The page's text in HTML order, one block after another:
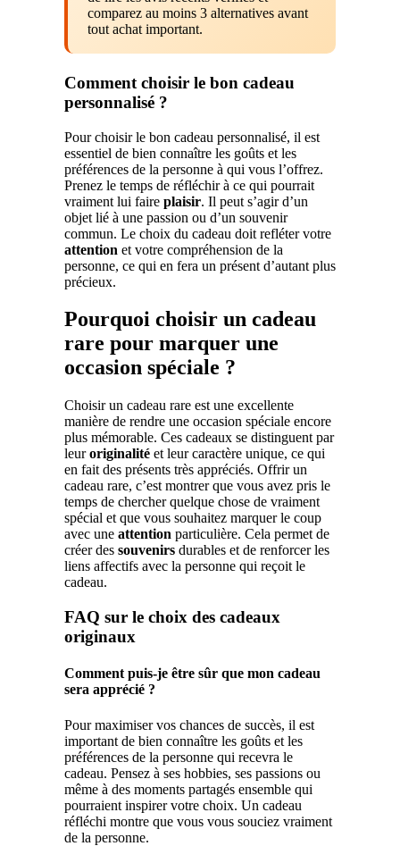
comparez au moins 3 alternatives avant
tout achat important.
Comment choisir le bon cadeau
personnalisé ?
Pour choisir le bon cadeau personnalisé, il est
essentiel de bien connaître les goûts et les
préférences de la personne à qui vous l’offrez.
Prenez le temps de réfléchir à ce qui pourrait
vraiment lui faire plaisir. Il peut s’agir d’un
objet lié à une passion ou d’un souvenir
commun. Le choix du cadeau doit refléter votre
attention et votre compréhension de la
personne, ce qui en fera un présent d’autant plus
précieux.
Pourquoi choisir un cadeau
rare pour marquer une
occasion spéciale ?
Choisir un cadeau rare est une excellente
manière de rendre une occasion spéciale encore
plus mémorable. Ces cadeaux se distinguent par
leuroriginalité et leur caractère unique, ce qui
en fait des présents très appréciés. Offrir un
cadeau rare, c’est montrer que vous avez pris le
temps de chercher quelque chose de vraiment
spécial et que vous souhaitez marquer le coup
avec une attention particulière. Cela permet de
créer des souvenirs durables et de renforcer les
liens affectifs avec la personne qui reçoit le
cadeau.
FAQ sur le choix des cadeaux
originaux
Comment puis-je être sûr que mon cadeau
sera apprécié ?
Pour maximiser vos chances de succès, il est
important de bien connaître les goûts et les
préférences de la personne qui recevra le
cadeau. Pensez à ses hobbies, ses passions ou
même à des moments partagés ensemble qui
pourraient inspirer votre choix. Un cadeau
réfléchi montre que vous vous souciez vraiment
de la personne.